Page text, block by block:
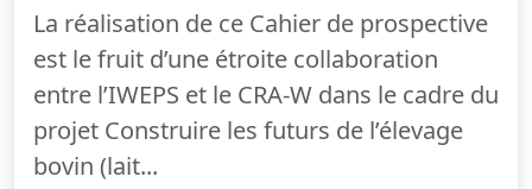
La réalisation de ce Cahier de prospective
est le fruit d’une étroite collaboration
entre l’IWEPS et le CRA-W dans le cadre du
projet Construire les futurs de l’élevage
bovin (lait...